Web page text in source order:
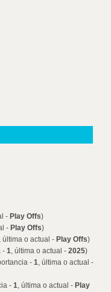
- Play Offs)
- Play Offs)
última o actual - Play Offs)
- 1, última o actual - 2025)
- 1, última o actual -
- 1, última o actual - Play